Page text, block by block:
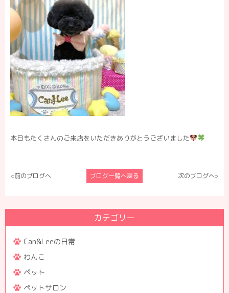
本日もたくさんのご来店をいただきありがとうございました
<前のブログへ ブログ一覧へ戻る 次のブログへ>
カテゴリー
Can&Leeの日常
わんこ
ペット
ペットサロン